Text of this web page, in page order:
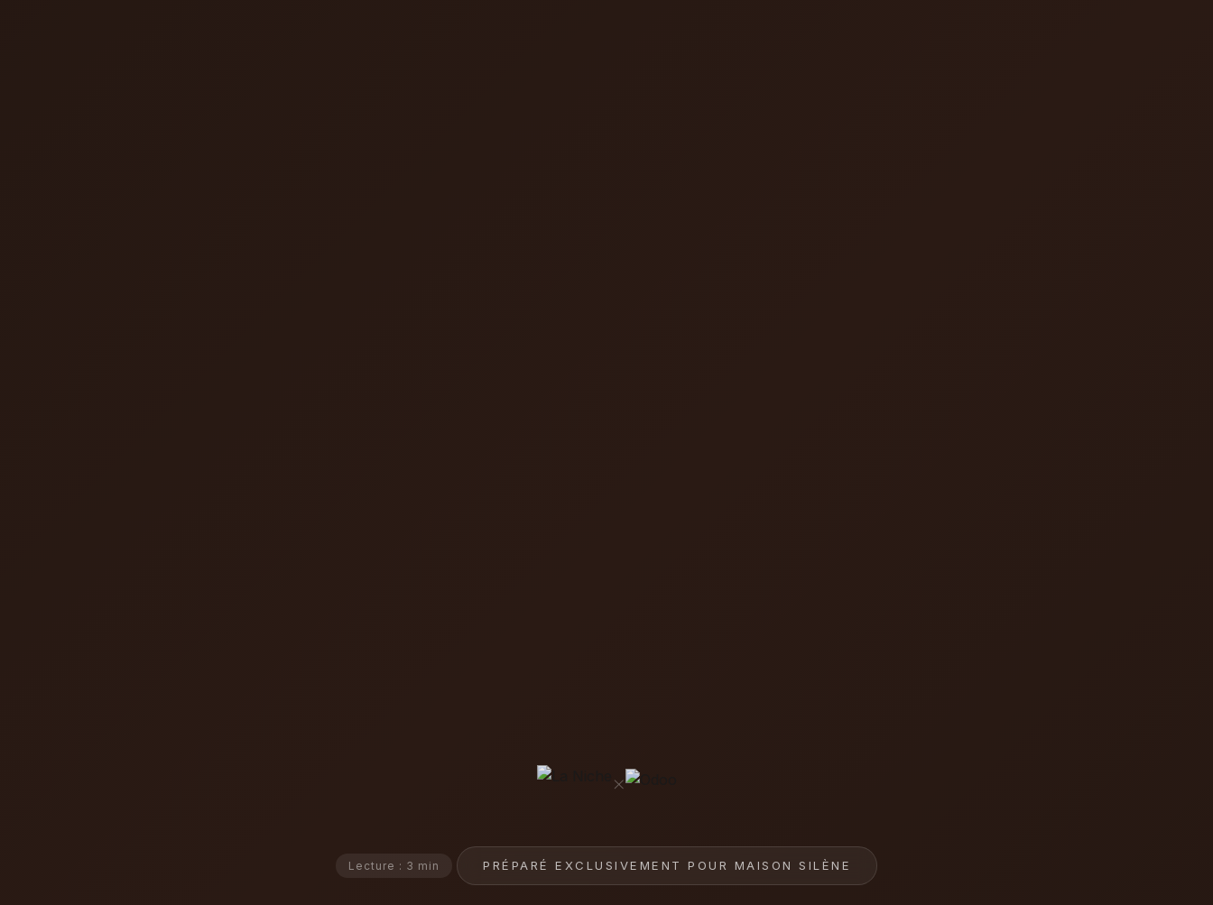
×
Lecture : 3 min PRÉPARÉ EXCLUSIVEMENT POUR MAISON SILÈNE